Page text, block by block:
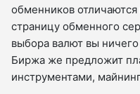
обменников
страницу обменного
выбора валют вы
Биржа же предложит
инструментами,